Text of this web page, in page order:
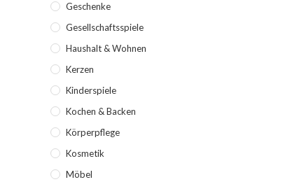
Geschenke
Gesellschaftsspiele
Haushalt & Wohnen
Kerzen
Kinderspiele
Kochen & Backen
Körperpflege
Kosmetik
Möbel